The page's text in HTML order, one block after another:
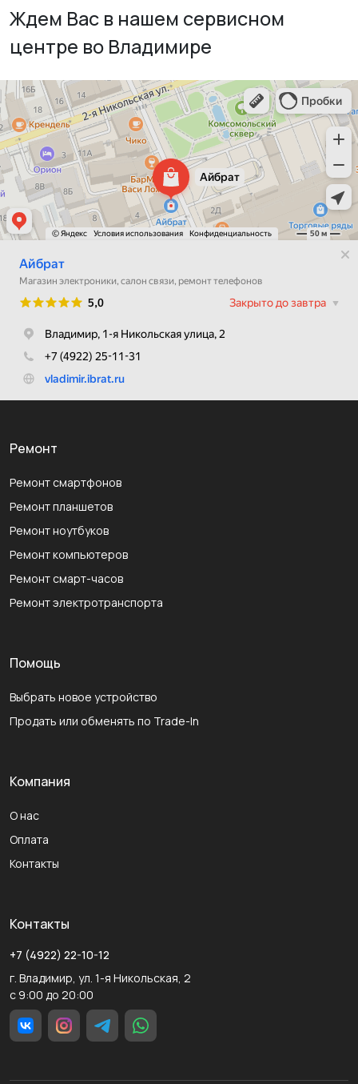
Ждем Вас в нашем сервисном
центре во Владимире
Ремонт
Ремонт смартфонов
Ремонт планшетов
Ремонт ноутбуков
Ремонт компьютеров
Ремонт смарт-часов
Ремонт электротранспорта
Помощь
Выбрать новое устройство
Продать или обменять по Trade-In
Компания
О нас
Оплата
Контакты
Контакты
+7 (4922) 22-10-12
г. Владимир, ул. 1-я Никольская, 2
с 9:00 до 20:00